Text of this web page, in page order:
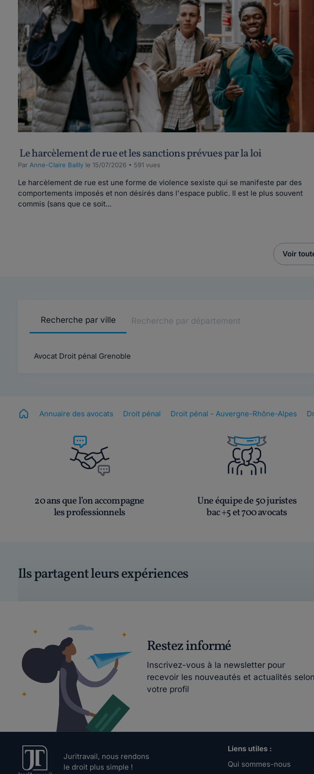
Le harcèlement de rue et les sanctions prévues par la loi
Par Anne-Claire Bailly le 15/07/2026 • 591 vues
Le harcèlement de rue est une forme de violence sexiste qui se manifeste par des
comportements imposés et non désirés dans l'espace public. Il est le plus souvent
commis (sans que ce soit...
Voir
Recherche par ville Recherche par département
Avocat Droit pénal Grenoble
Annuaire des avocats Droit pénal Droit pénal - Auvergne-Rhône-Alpes
20 ans que l’on accompagne
les professionnels
Une équipe de 50 juristes
bac +5 et 700 avocats
Ils partagent leurs expériences
Restez informé
Inscrivez-vous à la newsletter pour
recevoir les nouveautés et actualités selon
votre profil
Juritravail, nous rendons
le droit plus simple !
Liens utiles :
Qui sommes-nous